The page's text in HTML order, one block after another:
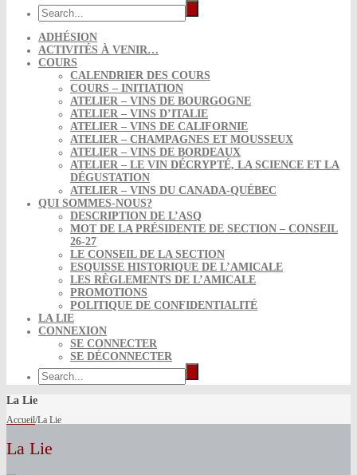
ADHÉSION
ACTIVITÉS À VENIR…
COURS
CALENDRIER DES COURS
COURS – INITIATION
ATELIER – VINS DE BOURGOGNE
ATELIER – VINS D’ITALIE
ATELIER – VINS DE CALIFORNIE
ATELIER – CHAMPAGNES ET MOUSSEUX
ATELIER – VINS DE BORDEAUX
ATELIER – LE VIN DÉCRYPTÉ, LA SCIENCE ET LA
DÉGUSTATION
ATELIER – VINS DU CANADA-QUÉBEC
QUI SOMMES-NOUS?
DESCRIPTION DE L’ASQ
MOT DE LA PRÉSIDENTE DE SECTION – CONSEIL
26-27
LE CONSEIL DE LA SECTION
ESQUISSE HISTORIQUE DE L’AMICALE
LES RÈGLEMENTS DE L’AMICALE
PROMOTIONS
POLITIQUE DE CONFIDENTIALITÉ
LA LIE
CONNEXION
SE CONNECTER
SE DÉCONNECTER
La Lie
Accueil/La Lie
La Lie